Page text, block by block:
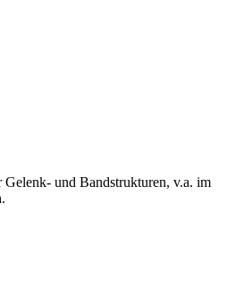
und Bandstrukturen, v.a. im